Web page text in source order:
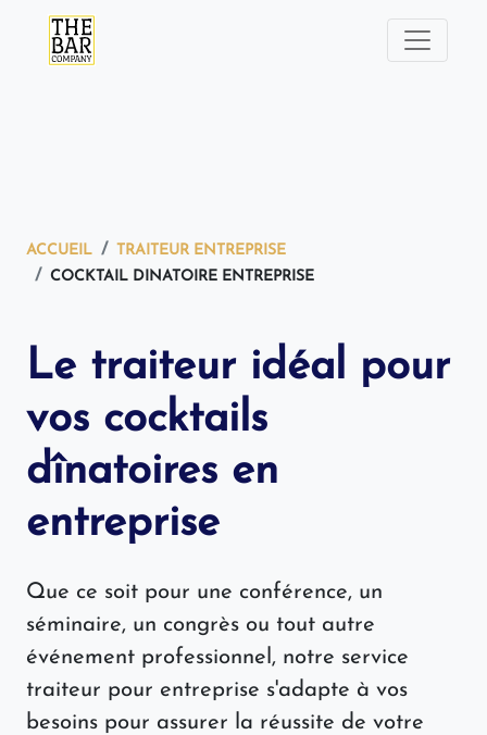
ACCUEIL
TRAITEUR ENTREPRISE
COCKTAIL DINATOIRE ENTREPRISE
Le traiteur idéal pour
vos cocktails
dînatoires en
entreprise
Que ce soit pour une conférence, un
séminaire, un congrès ou tout autre
événement professionnel, notre service
traiteur pour entreprise s'adapte à vos
besoins pour assurer la réussite de votre